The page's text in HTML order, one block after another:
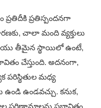
ప్రతిస్పందనగా
చాలా మంది వ్యక్తులు
తీమైన స్థాయిలో ఉంటే,
చేస్తుంది. అదనంగా,
పరిస్థితుల మధ్య
ఉండవచ్చు. కనుక,
పరిణామాలను ప్రభావితం